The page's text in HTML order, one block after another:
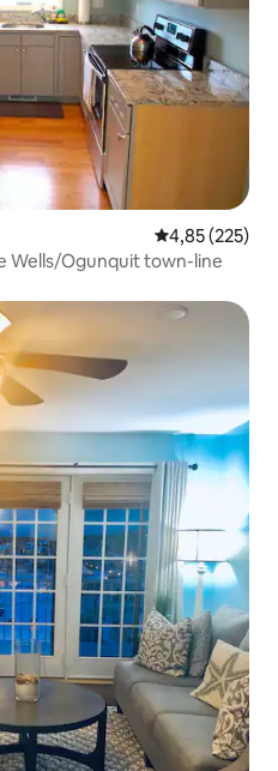
Średnia
4,85 (225)
Wells/Ogunquit town-line